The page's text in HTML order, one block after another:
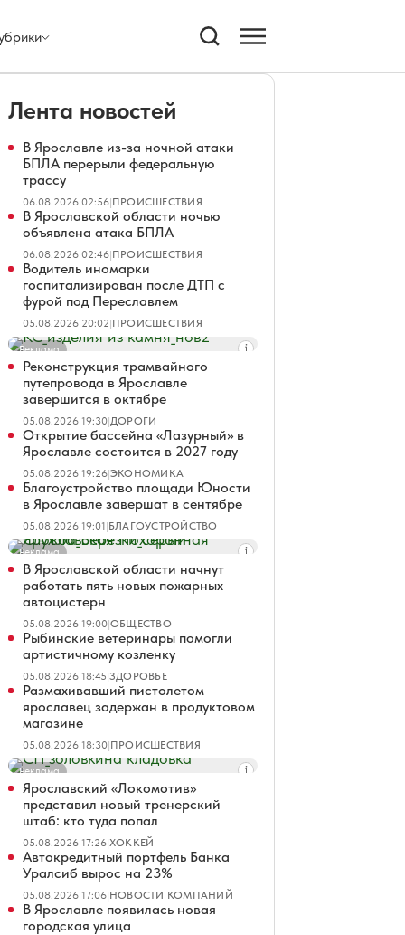
Лента новостей
В Ярославле из-за ночной атаки
БПЛА перерыли федеральную
трассу
06.08.2026 02:56|ПРОИСШЕСТВИЯ
В Ярославской области ночью
объявлена атака БПЛА
06.08.2026 02:46|ПРОИСШЕСТВИЯ
Водитель иномарки
госпитализирован после ДТП с
фурой под Переславлем
05.08.2026 20:02|ПРОИСШЕСТВИЯ
Реклама
Реконструкция трамвайного
путепровода в Ярославле
завершится в октябре
05.08.2026 19:30|ДОРОГИ
Открытие бассейна «Лазурный» в
Ярославле состоится в 2027 году
05.08.2026 19:26|ЭКОНОМИКА
Благоустройство площади Юности
в Ярославле завершат в сентябре
05.08.2026 19:01|БЛАГОУСТРОЙСТВО
Реклама
В Ярославской области начнут
работать пять новых пожарных
автоцистерн
05.08.2026 19:00|ОБЩЕСТВО
Рыбинские ветеринары помогли
артистичному козленку
05.08.2026 18:45|ЗДОРОВЬЕ
Размахивавший пистолетом
ярославец задержан в продуктовом
магазине
05.08.2026 18:30|ПРОИСШЕСТВИЯ
Реклама
Ярославский «Локомотив»
представил новый тренерский
штаб: кто туда попал
05.08.2026 17:26|ХОККЕЙ
Автокредитный портфель Банка
Уралсиб вырос на 23%
05.08.2026 17:06|НОВОСТИ КОМПАНИЙ
В Ярославле появилась новая
городская улица